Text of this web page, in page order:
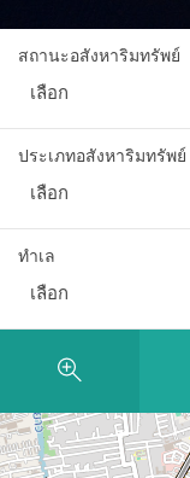
สถานะอสังหาริมทรัพย์
เลือก
ประเภทอสังหาริมทรัพย์
เลือก
ทำเล
เลือก